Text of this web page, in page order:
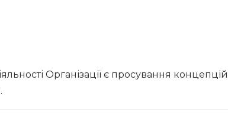
Організації є просування